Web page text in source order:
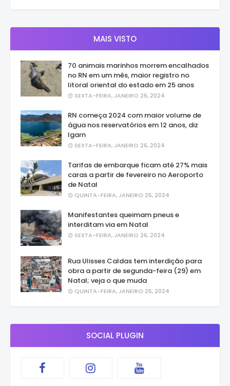
MAIS VISTO
70 animais marinhos morrem encalhados
no RN em um mês, maior registro no
litoral oriental do estado em 25 anos
SEXTA-FEIRA, JANEIRO 26, 2024
RN começa 2024 com maior volume de
água nos reservatórios em 12 anos, diz
Igarn
SEXTA-FEIRA, JANEIRO 26, 2024
Tarifas de embarque ficam até 27% mais
caras a partir de fevereiro no Aeroporto
de Natal
QUINTA-FEIRA, JANEIRO 25, 2024
Manifestantes queimam pneus e
interditam via em Natal
SEXTA-FEIRA, JANEIRO 26, 2024
Rua Ulisses Caldas tem interdição para
obra a partir de segunda-feira (29) em
Natal; veja o que muda
QUINTA-FEIRA, JANEIRO 25, 2024
SOCIAL PLUGIN